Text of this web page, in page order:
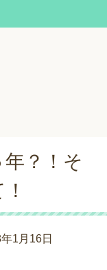
？！そ
1月16日